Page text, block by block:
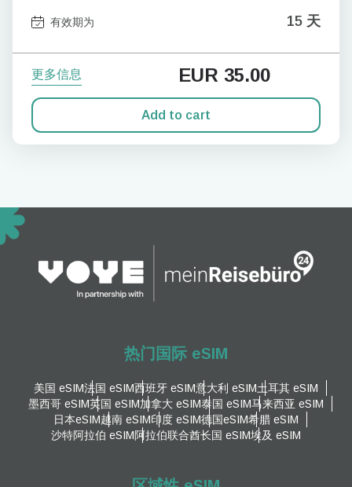
有效期为 15 天
更多信息 EUR 35.00
Add to cart
热门国际 eSIM
美国 eSIM法国 eSIM西班牙 eSIM意大利 eSIM土耳其 eSIM
墨西哥 eSIM英国 eSIM加拿大 eSIM泰国 eSIM马来西亚 eSIM
日本eSIM越南 eSIM印度 eSIM德国eSIM希腊 eSIM
沙特阿拉伯 eSIM阿拉伯联合酋长国 eSIM埃及 eSIM